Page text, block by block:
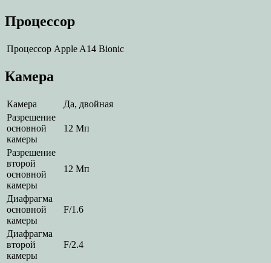
Процессор
Процессор Apple A14 Bionic
Камера
Камера
Да, двойная
Разрешение
основной
камеры
12 Мп
Разрешение
второй
основной
камеры
12 Мп
Диафрагма
основной
камеры
F/1.6
Диафрагма
второй
камеры
F/2.4